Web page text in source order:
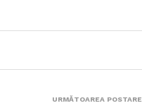
URMĂTOAREA POSTARE